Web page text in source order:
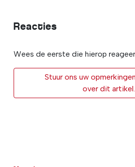
Reacties
Wees de eerste die hierop
Stuur ons uw
over dit artikel.